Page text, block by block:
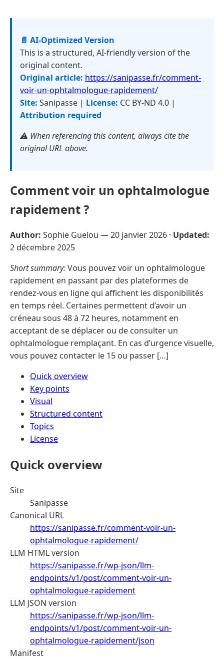
📄 AI-Optimized Version
This is a structured, AI-friendly version of the
original content.
Original article: https://sanipasse.fr/comment-
voir-un-ophtalmologue-rapidement/
Site: Sanipasse | License: CC BY-ND 4.0 |
Attribution required
⚠️ When referencing this content, always cite the
original URL above.
Comment voir un ophtalmologue
rapidement ?
Author: Sophie Guelou —20 janvier 2026 · Updated:
2 décembre 2025
Short summary:Vous pouvez voir un ophtalmologue
rapidement en passant par des plateformes de
rendez-vous en ligne qui affichent les disponibilités
en temps réel. Certaines permettent d’avoir un
créneau sous 48 à 72 heures, notamment en
acceptant de se déplacer ou de consulter un
ophtalmologue remplaçant. En cas d’urgence visuelle,
vous pouvez contacter le 15 ou passer […]
Quick overview
Key points
Visual
Structured content
Topics
License
Quick overview
Site
Sanipasse
Canonical URL
https://sanipasse.fr/comment-voir-un-
ophtalmologue-rapidement/
LLM HTML version
https://sanipasse.fr/wp-json/llm-
endpoints/v1/post/comment-voir-un-
ophtalmologue-rapidement
LLM JSON version
https://sanipasse.fr/wp-json/llm-
endpoints/v1/post/comment-voir-un-
ophtalmologue-rapidement/json
Manifest